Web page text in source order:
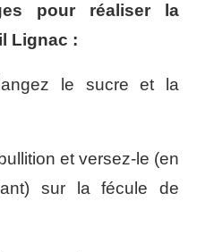
pour réaliser la
Lignac :
le sucre et la
et versez-le (en
sur la fécule de